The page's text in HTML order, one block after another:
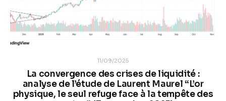
11/09/2025
La convergence des crises de liquidité :
analyse de l’étude de Laurent Maurel “L’or
physique, le seul refuge face à la tempête des